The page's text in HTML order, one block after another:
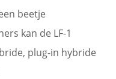
beetje
kan de LF-1
plug-in hybride